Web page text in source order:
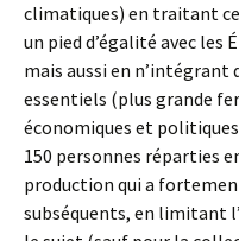
climatiques) en traitant
un pied d’égalité avec les
mais aussi en n’intégrant
essentiels (plus grande
économiques et
150 personnes réparties
production qui a
subséquents, en limitant